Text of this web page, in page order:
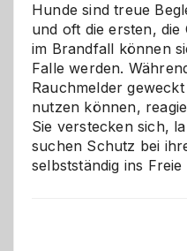
Hunde sind treue
und oft die ersten,
im Brandfall können
Falle werden.
Rauchmelder
nutzen können,
Sie verstecken sich,
suchen Schutz bei
selbstständig ins